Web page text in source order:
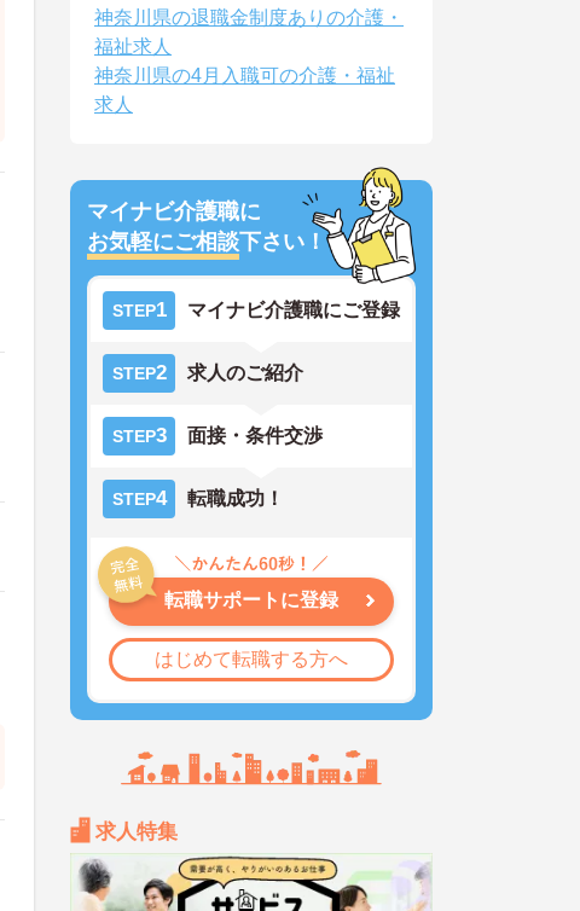
神奈川県の退職金制度ありの介護・
福祉求人
神奈川県の4月入職可の介護・福祉
求人
マイナビ介護職に
お気軽にご相談下さい！
STEP1 マイナビ介護職にご登録
STEP2 求人のご紹介
STEP3 面接・条件交渉
STEP4 転職成功！
転職サポートに登録
はじめて転職する方へ
求人特集